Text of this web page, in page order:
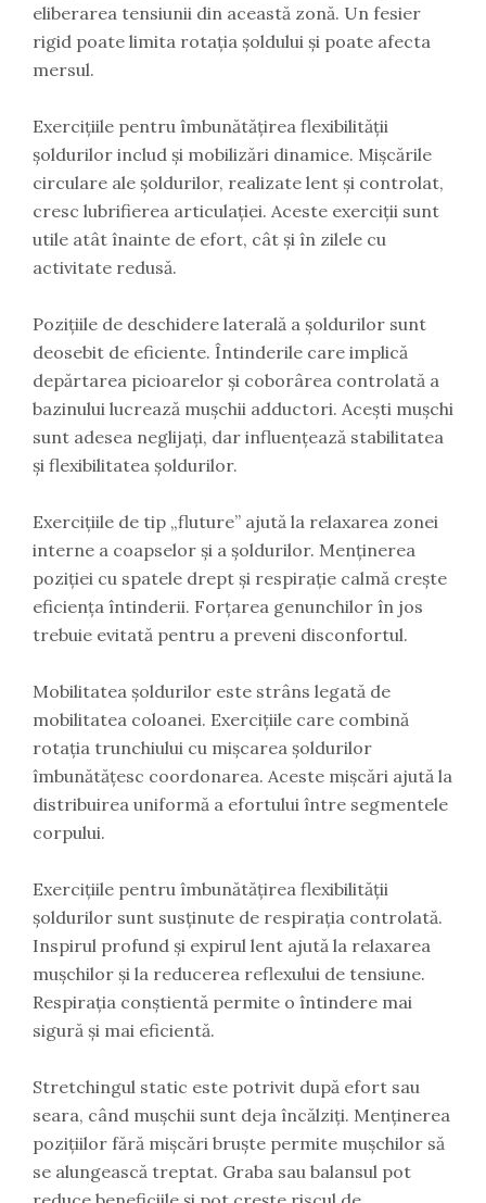
eliberarea tensiunii din această zonă. Un fesier
rigid poate limita rotația șoldului și poate afecta
mersul.
Exercițiile pentru îmbunătățirea flexibilității
șoldurilor includ și mobilizări dinamice. Mișcările
circulare ale șoldurilor, realizate lent și controlat,
cresc lubrifierea articulației. Aceste exerciții sunt
utile atât înainte de efort, cât și în zilele cu
activitate redusă.
Pozițiile de deschidere laterală a șoldurilor sunt
deosebit de eficiente. Întinderile care implică
depărtarea picioarelor și coborârea controlată a
bazinului lucrează mușchii adductori. Acești mușchi
sunt adesea neglijați, dar influențează stabilitatea
și flexibilitatea șoldurilor.
Exercițiile de tip „fluture” ajută la relaxarea zonei
interne a coapselor și a șoldurilor. Menținerea
poziției cu spatele drept și respirație calmă crește
eficiența întinderii. Forțarea genunchilor în jos
trebuie evitată pentru a preveni disconfortul.
Mobilitatea șoldurilor este strâns legată de
mobilitatea coloanei. Exercițiile care combină
rotația trunchiului cu mișcarea șoldurilor
îmbunătățesc coordonarea. Aceste mișcări ajută la
distribuirea uniformă a efortului între segmentele
corpului.
Exercițiile pentru îmbunătățirea flexibilității
șoldurilor sunt susținute de respirația controlată.
Inspirul profund și expirul lent ajută la relaxarea
mușchilor și la reducerea reflexului de tensiune.
Respirația conștientă permite o întindere mai
sigură și mai eficientă.
Stretchingul static este potrivit după efort sau
seara, când mușchii sunt deja încălziți. Menținerea
pozițiilor fără mișcări bruște permite mușchilor să
se alungească treptat. Graba sau balansul pot